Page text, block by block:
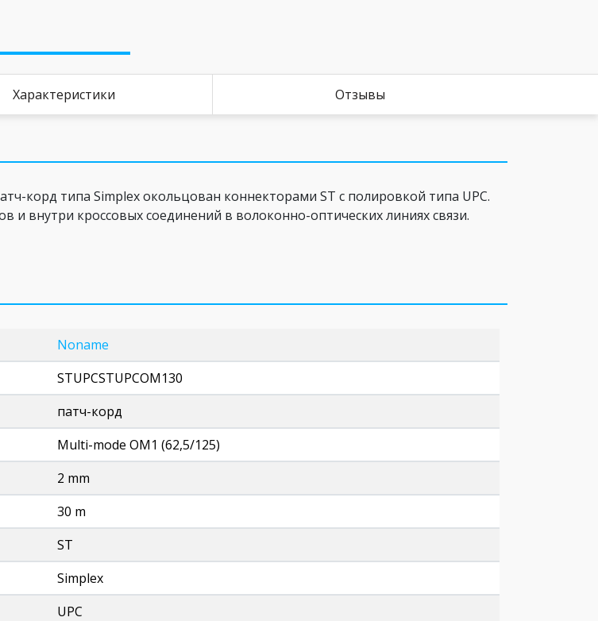
Характеристики Отзывы
корд типа Simplex окольцован коннекторами ST c полировкой типа UPC.
и внутри кроссовых соединений в волоконно-оптических линиях связи.
Noname
STUPCSTUPCOM130
патч-корд
Multi-mode OM1 (62,5/125)
2 mm
30 m
ST
Simplex
UPC